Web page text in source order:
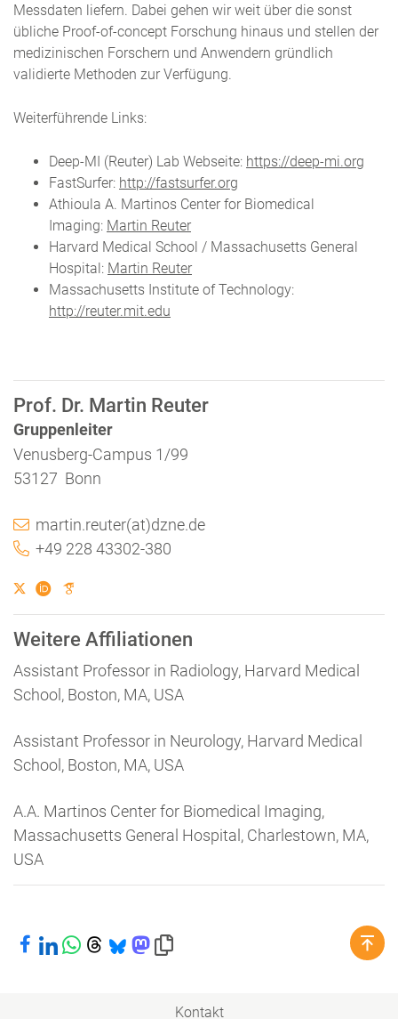
Prof. Dr. Martin Reuter
Gruppenleiter
Venusberg-Campus 1/99
53127 Bonn
martin.reuter(at)dzne.de
+49 228 43302-380
Weitere Affiliationen
Assistant Professor in Radiology, Harvard Medical
School, Boston, MA, USA
Assistant Professor in Neurology, Harvard Medical
School, Boston, MA, USA
A.A. Martinos Center for Biomedical Imaging,
Massachusetts General Hospital, Charlestown, MA,
USA
Messdaten liefern. Dabei gehen wir weit über die sonst
übliche Proof-of-concept Forschung hinaus und stellen der
medizinischen Forschern und Anwendern gründlich
validierte Methoden zur Verfügung.
Weiterführende Links:
Deep-MI (Reuter) Lab Webseite: https://deep-mi.org
FastSurfer: http://fastsurfer.org
Athioula A. Martinos Center for Biomedical
Imaging: Martin Reuter
Harvard Medical School / Massachusetts General
Hospital: Martin Reuter
Massachusetts Institute of Technology:
http://reuter.mit.edu
Bei Facebook teilen
Bei LinkedIn teilen
Bei WhatsApp teilen
Bei Threads teilen
Bei Bluesky teilen
Bei Mastodon teilen
Link in die Zwischenablage kopieren
Kontakt